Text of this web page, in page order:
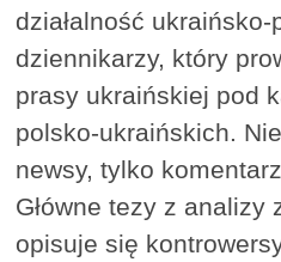
działalność
dziennikarzy, który
prasy ukraińskiej pod
polsko-ukraińskich.
newsy, tylko
Główne tezy z analizy
opisuje się